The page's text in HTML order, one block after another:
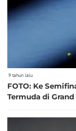
9 tahun lalu
FOTO: Ke
Termuda di Grand